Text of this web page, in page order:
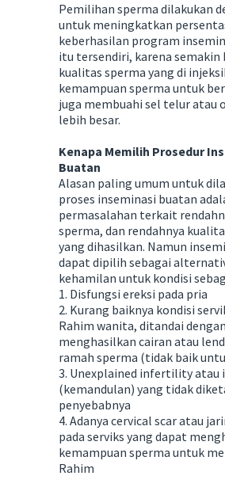
Pemilihan sperma dilakukan
untuk meningkatkan
keberhasilan program
itu tersendiri, karena semakin
kualitas sperma yang di
kemampuan sperma untuk
juga membuahi sel telur atau
lebih besar.
Kenapa Memilih Prosedur
Buatan
Alasan paling umum untuk
proses inseminasi buatan
permasalahan terkait
sperma, dan rendahnya
yang dihasilkan. Namun
dapat dipilih sebagai
kehamilan untuk kondisi
1. Disfungsi ereksi pada pria
2. Kurang baiknya kondisi
Rahim wanita, ditandai
menghasilkan cairan atau
ramah sperma (tidak baik
3. Unexplained infertility
(kemandulan) yang tidak
penyebabnya
4. Adanya cervical scar atau
pada serviks yang dapat
kemampuan sperma untuk
Rahim